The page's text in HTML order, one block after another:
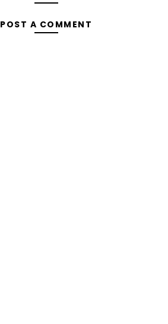
POST A COMMENT